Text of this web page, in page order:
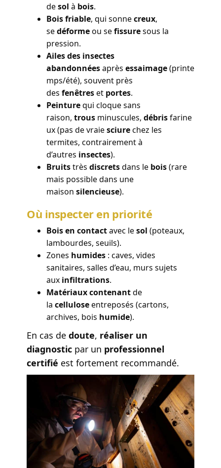
desol à bois.
Bois friable, qui sonnecreux,
sedéformeou sefissuresous la
pression.
Ailes des insectes
abandonnéesaprès essaimage(printe
mps/été), souvent près
des fenêtreset portes.
Peinturequi cloque sans
raison, trous minuscules, débrisfarine
ux (pas de vraiesciurechez les
termites, contrairement à
d’autres insectes).
Bruitstrès discretsdans le bois(rare
mais possible dans une
maison silencieuse).
Où inspecter en priorité
Bois en contactavec lesol (poteaux,
lambourdes, seuils).
Zones humides : caves, vides
sanitaires, salles d’eau, murs sujets
aux infiltrations.
Matériaux contenantde
la celluloseentreposés (cartons,
archives, bois humide).
En cas de doute, réaliser un
diagnostic par un professionnel
certifié est fortement recommandé.